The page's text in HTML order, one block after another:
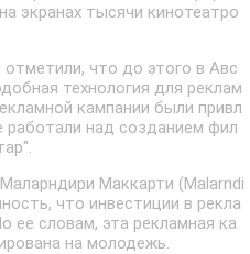
экранах тысячи кинотеатро
что до этого в Авс
технология для реклам
кампании были привл
над созданием фил
Маккарти (Malarndi
что инвестиции в рекла
ее словам, эта рекламная ка
на молодежь.